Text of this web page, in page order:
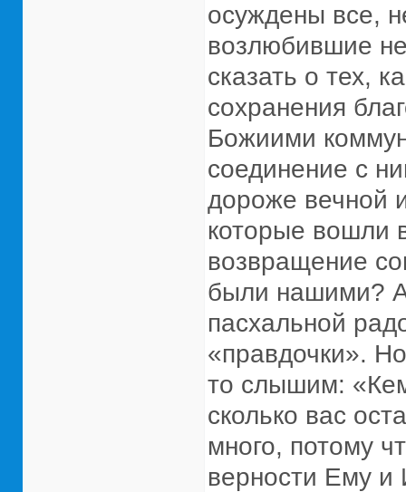
осуждены все,
возлюбившие
сказать о тех,
сохранения
Божиими
соединение с
дороже вечной
которые вошли
возвращение
были нашими? А
пасхальной
«правдочки».
то слышим:
сколько вас
много, потому
верности Ему и